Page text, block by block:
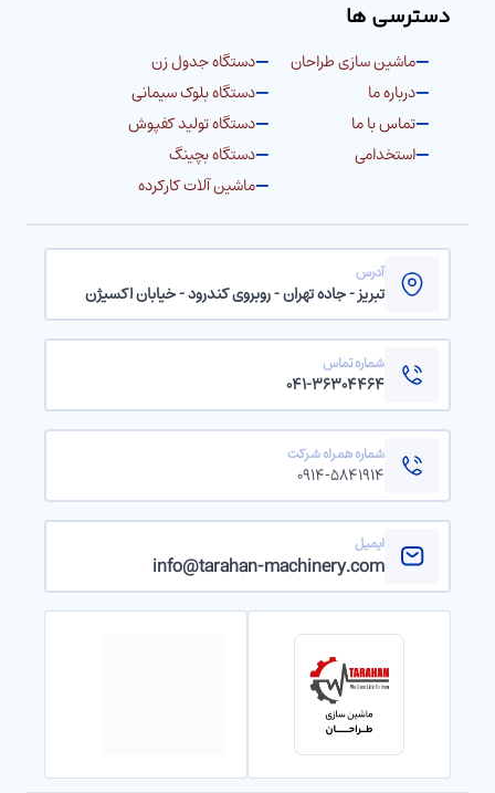
دسترسی ها
ماشین سازی طراحان
درباره ما
تماس با ما
استخدامی
دستگاه جدول زن
دستگاه بلوک سیمانی
دستگاه تولید کفپوش
دستگاه بچینگ
ماشین آلات کارکرده
آدرس
تبریز - جاده تهران - روبروی کندرود - خیابان اکسیژن
شماره تماس
۰۴۱-۳۶۳۰۴۴۶۴
شماره همراه شرکت
۰۹۱۴-۵۸۴۱۹۱۴
ایمیل
info@tarahan-machinery.com